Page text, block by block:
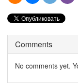
Comments
No comments yet.